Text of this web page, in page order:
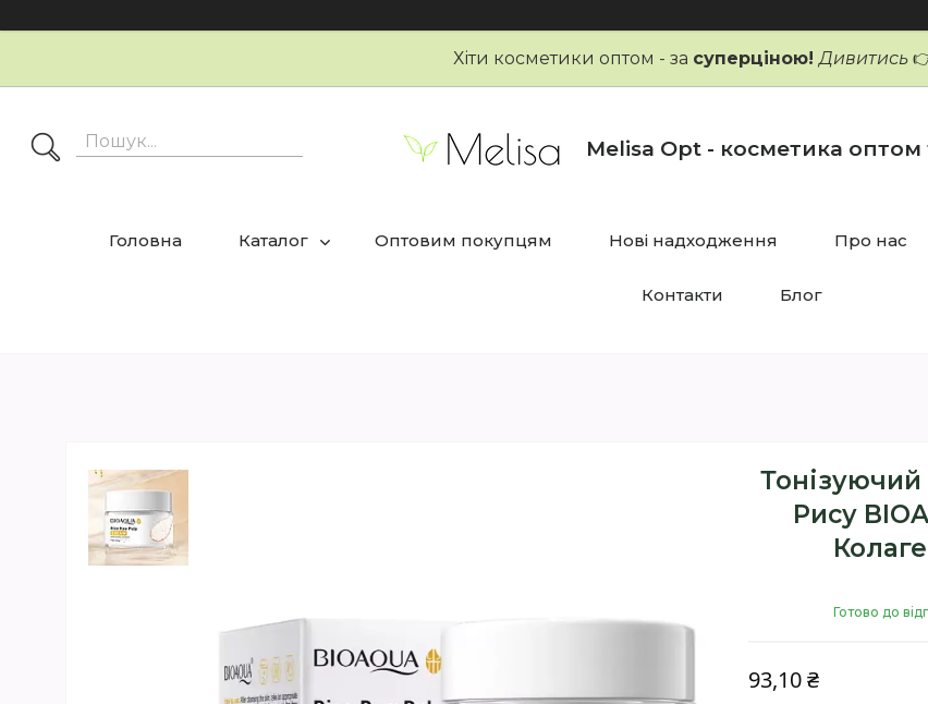
Хіти косметики оптом - за суперціною!Дивитись
Melisa Opt - косметика оптом
Головна Каталог Оптовим покупцям Нові надходження Про нас
Контакти Блог
Рису
Готово до
93,10 ₴